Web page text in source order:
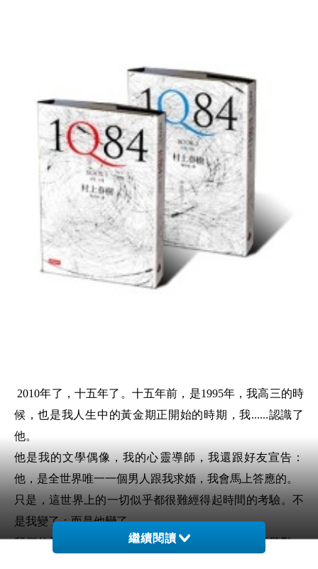
2010年了，十五年了。十五年前，是1995年，我高三的時
候，也是我人生中的黃金期正開始的時期，我......認識了
他。
他是我的文學偶像，我的心靈導師，我還跟好友宣告：
他，是全世界唯一一個男人跟我求婚，我會馬上答應的。
只是，這世界上的一切似乎都很難經得起時間的考驗。不
是我變了；而是他變了。
我們的初邂逅是在報紙上，一篇〈袋鼠通信〉讓我驚豔，
繼續閱讀